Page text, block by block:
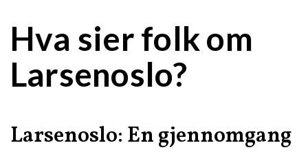
Hva sier folk om
Larsenoslo?
Larsenoslo: En gjennomgang